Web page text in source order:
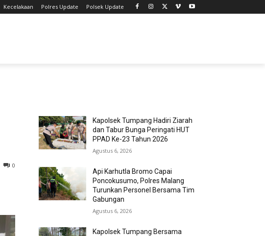
Kecelakaan Polres Update Polsek Update
0
Kapolsek Tumpang Hadiri Ziarah
dan Tabur Bunga Peringati HUT
PPAD Ke-23 Tahun 2026
Agustus 6, 2026
Api Karhutla Bromo Capai
Poncokusumo, Polres Malang
Turunkan Personel Bersama Tim
Gabungan
Agustus 6, 2026
Kapolsek Tumpang Bersama